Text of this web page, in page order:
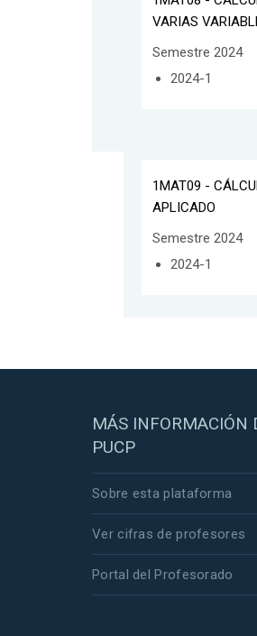
VARIAS
Semestre 2024
2024-1
1MAT09 -
APLICADO
Semestre 2024
2024-1
MÁS INFORMACIÓN
PUCP
Sobre esta plataforma
Ver cifras de profesores
Portal del Profesorado